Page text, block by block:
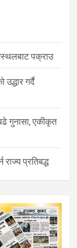
पक्राउ
गर्दै
गुनासा, एकीकृत
राज्य प्रतिबद्ध